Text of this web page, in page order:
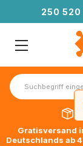
250 520
Gratisversand
Deutschlands ab